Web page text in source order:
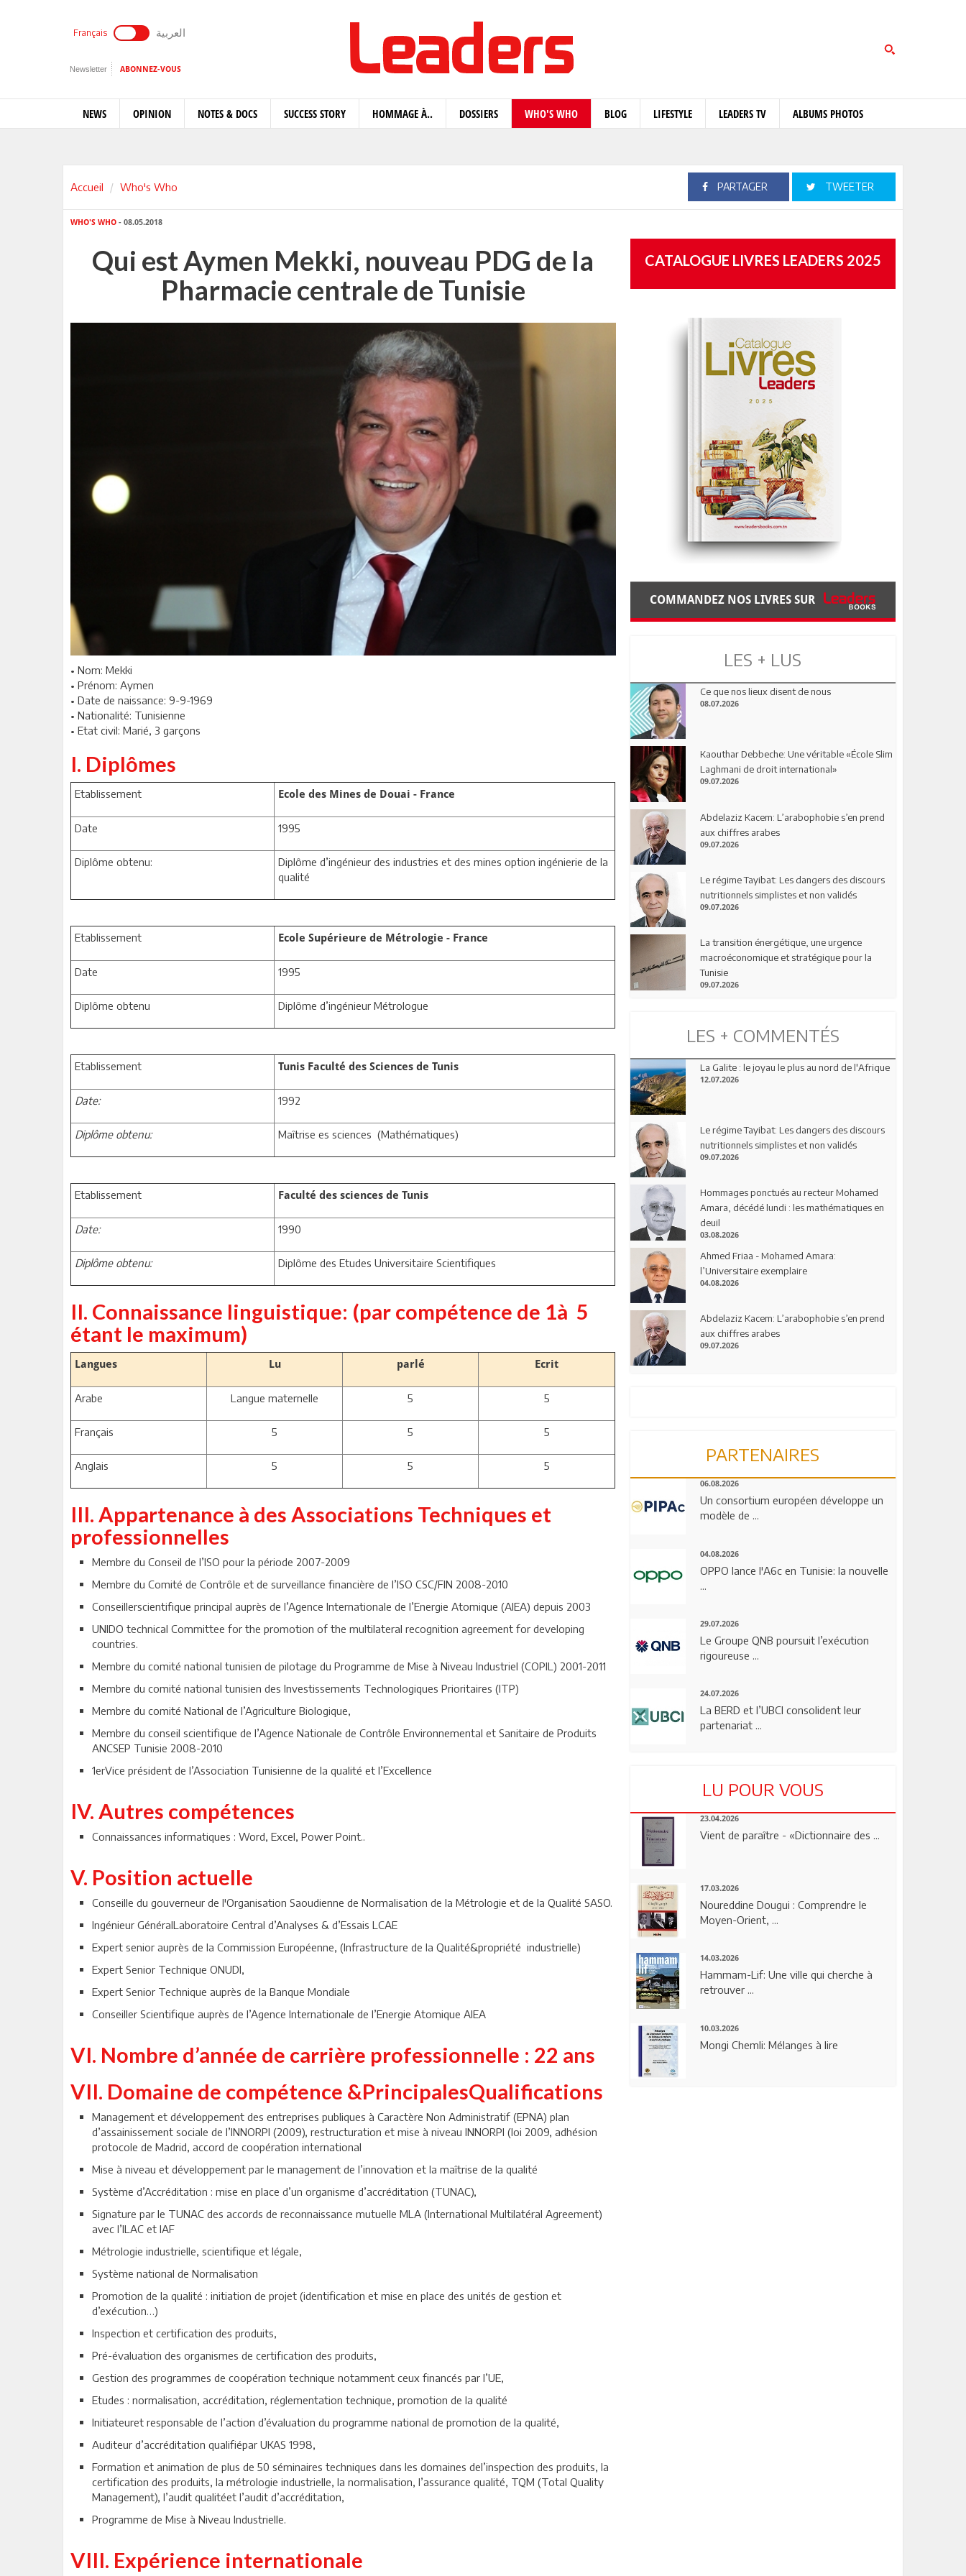
Français العربية
Newsletter ABONNEZ-VOUS
NEWS OPINION NOTES & DOCS SUCCESS STORY HOMMAGE À.. DOSSIERS WHO'S WHO BLOG LIFESTYLE LEADERS TV ALBUMS PHOTOS
Accueil Who's Who PARTAGER TWEETER
WHO'S WHO - 08.05.2018
Qui est Aymen Mekki, nouveau PDG de la
Pharmacie centrale de Tunisie
• Nom: Mekki
• Prénom: Aymen
• Date de naissance: 9-9-1969
• Nationalité: Tunisienne
• Etat civil: Marié, 3 garçons
I. Diplômes
Etablissement Ecole des Mines de Douai - France
Date 1995
Diplôme obtenu:
Diplôme d’ingénieur des industries et des mines option ingénierie de la
qualité
Etablissement Ecole Supérieure de Métrologie - France
Date 1995
Diplôme obtenu Diplôme d’ingénieur Métrologue
Etablissement Tunis Faculté des Sciences de Tunis
Date: 1992
Diplôme obtenu: Maîtrise es sciences (Mathématiques)
Etablissement Faculté des sciences de Tunis
Date: 1990
Diplôme obtenu: Diplôme des Etudes Universitaire Scientifiques
II. Connaissance linguistique: (par compétence de 1à 5
étant le maximum)
Langues Lu parlé Ecrit
Arabe Langue maternelle 5 5
Français 5 5 5
Anglais 5 5 5
III. Appartenance à des Associations Techniques et
professionnelles
Membre du Conseil de l’ISO pour la période 2007-2009
Membre du Comité de Contrôle et de surveillance financière de l’ISO CSC/FIN 2008-2010
Conseillerscientifique principal auprès de l’Agence Internationale de l’Energie Atomique (AIEA) depuis 2003
UNIDO technical Committee for the promotion of the multilateral recognition agreement for developing
countries.
Membre du comité national tunisien de pilotage du Programme de Mise à Niveau Industriel (COPIL) 2001-2011
Membre du comité national tunisien des Investissements Technologiques Prioritaires (ITP)
Membre du comité National de l’Agriculture Biologique,
Membre du conseil scientifique de l’Agence Nationale de Contrôle Environnemental et Sanitaire de Produits
ANCSEP Tunisie 2008-2010
1erVice président de l’Association Tunisienne de la qualité et l’Excellence
IV. Autres compétences
Connaissances informatiques : Word, Excel, Power Point..
V. Position actuelle
Conseille du gouverneur de l'Organisation Saoudienne de Normalisation de la Métrologie et de la Qualité SASO.
Ingénieur GénéralLaboratoire Central d’Analyses & d’Essais LCAE
Expert senior auprès de la Commission Européenne, (Infrastructure de la Qualité&propriété industrielle)
Expert Senior Technique ONUDI,
Expert Senior Technique auprès de la Banque Mondiale
Conseiller Scientifique auprès de l’Agence Internationale de l’Energie Atomique AIEA
VI. Nombre d’année de carrière professionnelle : 22 ans
VII. Domaine de compétence &PrincipalesQualifications
Management et développement des entreprises publiques à Caractère Non Administratif (EPNA) plan
d’assainissement sociale de l’INNORPI (2009), restructuration et mise à niveau INNORPI (loi 2009, adhésion
protocole de Madrid, accord de coopération international
Mise à niveau et développement par le management de l’innovation et la maîtrise de la qualité
Système d’Accréditation : mise en place d’un organisme d’accréditation (TUNAC),
Signature par le TUNAC des accords de reconnaissance mutuelle MLA (International Multilatéral Agreement)
avec l’ILAC et IAF
Métrologie industrielle, scientifique et légale,
Système national de Normalisation
Promotion de la qualité : initiation de projet (identification et mise en place des unités de gestion et
d’exécution…)
Inspection et certification des produits,
Pré-évaluation des organismes de certification des produits,
Gestion des programmes de coopération technique notamment ceux financés par l’UE,
Etudes : normalisation, accréditation, réglementation technique, promotion de la qualité
Initiateuret responsable de l’action d’évaluation du programme national de promotion de la qualité,
Auditeur d’accréditation qualifiépar UKAS 1998,
Formation et animation de plus de 50 séminaires techniques dans les domaines del’inspection des produits, la
certification des produits, la métrologie industrielle, la normalisation, l’assurance qualité, TQM (Total Quality
Management), l’audit qualitéet l’audit d’accréditation,
Programme de Mise à Niveau Industrielle.
VIII. Expérience internationale
CATALOGUE LIVRES LEADERS 2025
COMMANDEZ NOS LIVRES SUR
LES + LUS
Ce que nos lieux disent de nous
08.07.2026
Kaouthar Debbeche: Une véritable «École Slim
Laghmani de droit international»
09.07.2026
Abdelaziz Kacem: L’arabophobie s’en prend
aux chiffres arabes
09.07.2026
Le régime Tayibat: Les dangers des discours
nutritionnels simplistes et non validés
09.07.2026
La transition énergétique, une urgence
macroéconomique et stratégique pour la
Tunisie
09.07.2026
LES + COMMENTÉS
La Galite : le joyau le plus au nord de l'Afrique
12.07.2026
Le régime Tayibat: Les dangers des discours
nutritionnels simplistes et non validés
09.07.2026
Hommages ponctués au recteur Mohamed
Amara, décédé lundi : les mathématiques en
deuil
03.08.2026
Ahmed Friaa - Mohamed Amara:
l’Universitaire exemplaire
04.08.2026
Abdelaziz Kacem: L’arabophobie s’en prend
aux chiffres arabes
09.07.2026
PARTENAIRES
06.08.2026
Un consortium européen développe un
modèle de ...
04.08.2026
OPPO lance l'A6c en Tunisie: la nouvelle
...
29.07.2026
Le Groupe QNB poursuit l’exécution
rigoureuse ...
24.07.2026
La BERD et l’UBCI consolident leur
partenariat ...
LU POUR VOUS
23.04.2026
Vient de paraître - «Dictionnaire des ...
17.03.2026
Noureddine Dougui : Comprendre le
Moyen-Orient, ...
14.03.2026
Hammam-Lif: Une ville qui cherche à
retrouver ...
10.03.2026
Mongi Chemli: Mélanges à lire